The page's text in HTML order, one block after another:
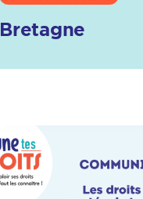
Bretagne